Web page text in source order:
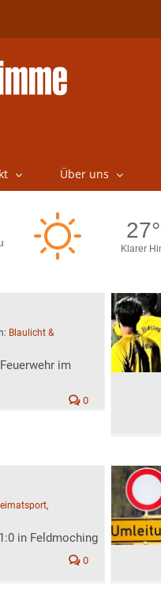
Über uns
Blaulicht &
im
0
,
in Feldmoching
0